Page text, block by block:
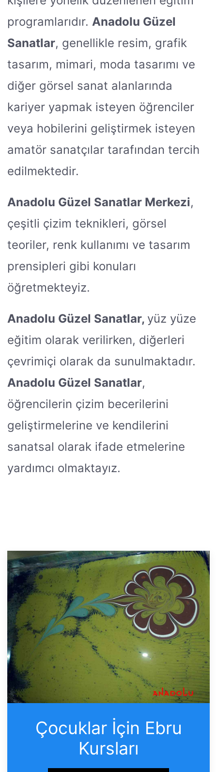
programlarıdır. Anadolu Güzel
Sanatlar, genellikle resim, grafik
tasarım, mimari, moda tasarımı ve
diğer görsel sanat alanlarında
kariyer yapmak isteyen öğrenciler
veya hobilerini geliştirmek isteyen
amatör sanatçılar tarafından tercih
edilmektedir.
Anadolu Güzel Sanatlar Merkezi,
çeşitli çizim teknikleri, görsel
teoriler, renk kullanımı ve tasarım
prensipleri gibi konuları
öğretmekteyiz.
Anadolu Güzel Sanatlar, yüz yüze
eğitim olarak verilirken, diğerleri
çevrimiçi olarak da sunulmaktadır.
Anadolu Güzel Sanatlar,
öğrencilerin çizim becerilerini
geliştirmelerine ve kendilerini
sanatsal olarak ifade etmelerine
yardımcı olmaktayız.
Çocuklar İçin Ebru
Kursları